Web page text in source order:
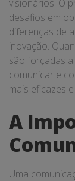
visionários. O
desafios em
diferenças de
inovação.
são forçadas
comunicar e
mais eficazes
A
Uma